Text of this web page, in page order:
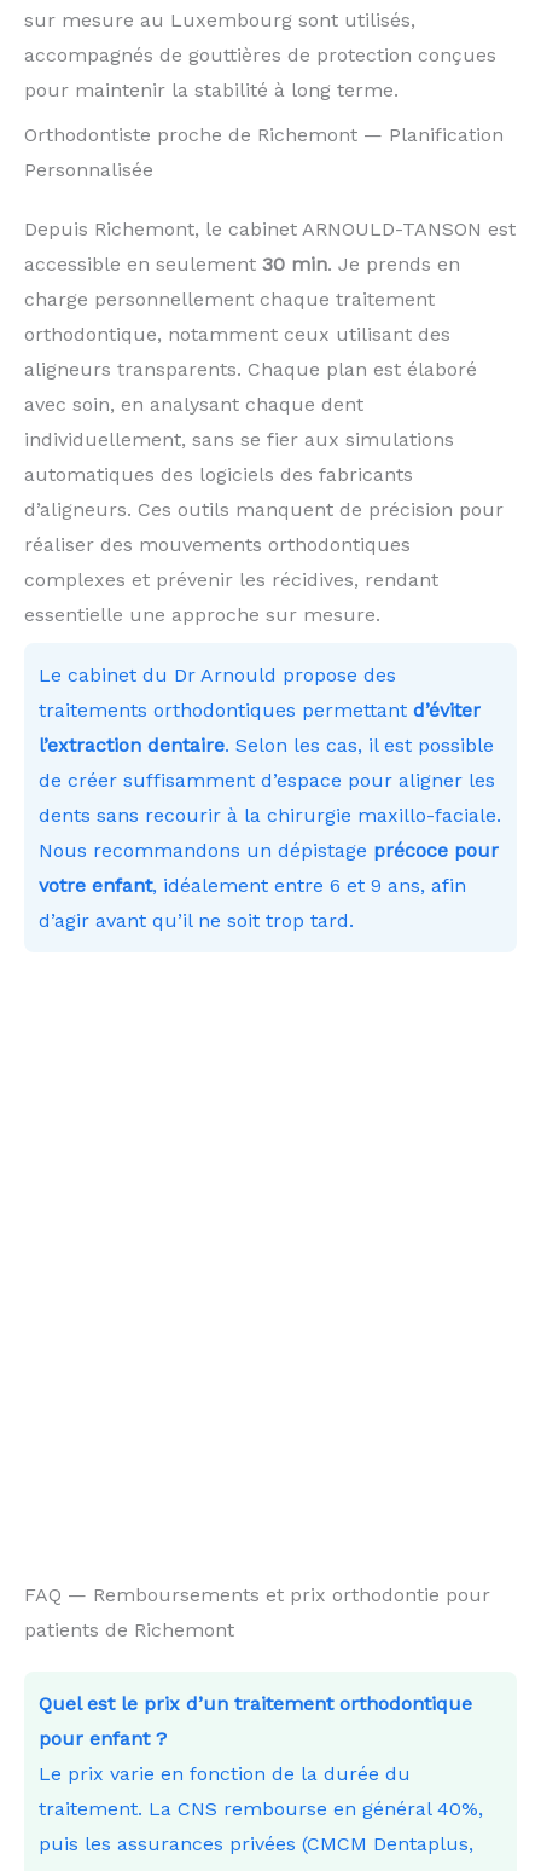
sur mesure au Luxembourg sont utilisés,
accompagnés de gouttières de protection conçues
pour maintenir la stabilité à long terme.
Orthodontiste proche de Richemont — Planification
Personnalisée
Depuis Richemont, le cabinet ARNOULD-TANSON est
accessible en seulement 30 min. Je prends en
charge personnellement chaque traitement
orthodontique, notamment ceux utilisant des
aligneurs transparents. Chaque plan est élaboré
avec soin, en analysant chaque dent
individuellement, sans se fier aux simulations
automatiques des logiciels des fabricants
d’aligneurs. Ces outils manquent de précision pour
réaliser des mouvements orthodontiques
complexes et prévenir les récidives, rendant
essentielle une approche sur mesure.
Le cabinet du Dr Arnould propose des
traitements orthodontiques permettant d’éviter
l’extraction dentaire. Selon les cas, il est possible
de créer suffisamment d’espace pour aligner les
dents sans recourir à la chirurgie maxillo-faciale.
Nous recommandons un dépistage précoce pour
votre enfant, idéalement entre 6 et 9 ans, afin
d’agir avant qu’il ne soit trop tard.
FAQ — Remboursements et prix orthodontie pour
patients de Richemont
Quel est le prix d’un traitement orthodontique
pour enfant ?
Le prix varie en fonction de la durée du
traitement. La CNS rembourse en général 40%,
puis les assurances privées (CMCM Dentaplus,